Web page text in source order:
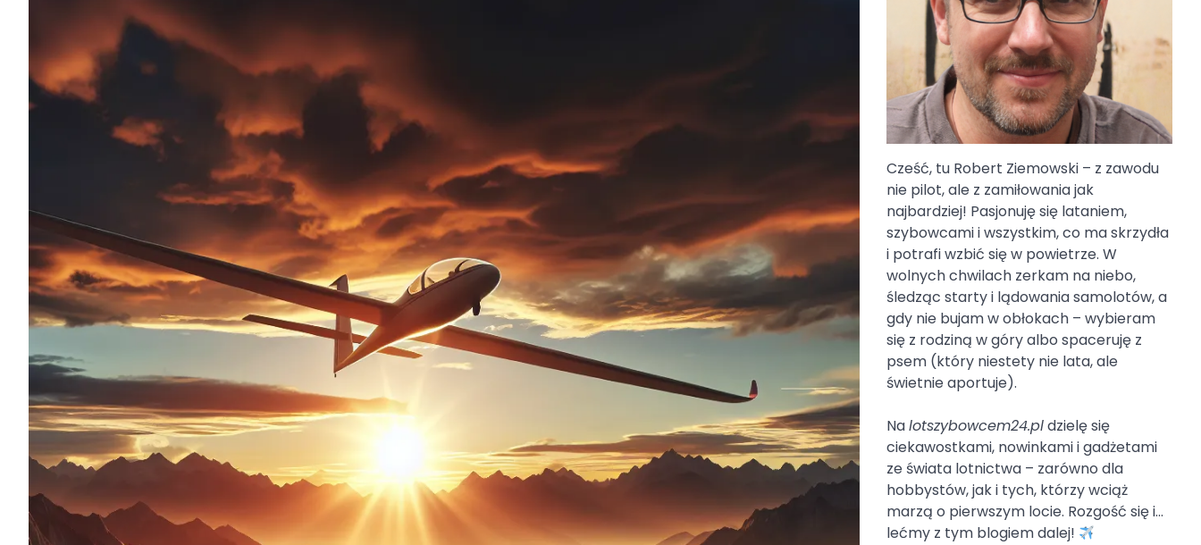
Cześć, tu Robert Ziemowski – z zawodu
nie pilot, ale z zamiłowania jak
najbardziej! Pasjonuję się lataniem,
szybowcami i wszystkim, co ma skrzydła
i potrafi wzbić się w powietrze. W
wolnych chwilach zerkam na niebo,
śledząc starty i lądowania samolotów, a
gdy nie bujam w obłokach – wybieram
się z rodziną w góry albo spaceruję z
psem (który niestety nie lata, ale
świetnie aportuje).
Nalotszybowcem24.pldzielę się
ciekawostkami, nowinkami i gadżetami
ze świata lotnictwa – zarówno dla
hobbystów, jak i tych, którzy wciąż
marzą o pierwszym locie. Rozgość się i…
lećmy z tym blogiem dalej!